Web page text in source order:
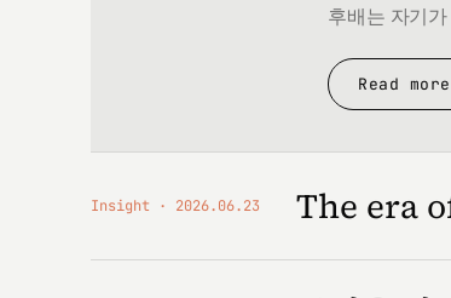
후배는 자기
Read
Insight 2026.06.23 The era